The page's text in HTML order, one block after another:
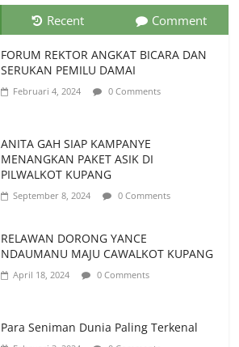
Recent Comment
FORUM REKTOR ANGKAT BICARA DAN
SERUKAN PEMILU DAMAI
Februari 4, 2024 0 Comments
ANITA GAH SIAP KAMPANYE
MENANGKAN PAKET ASIK DI
PILWALKOT KUPANG
September 8, 2024 0 Comments
RELAWAN DORONG YANCE
NDAUMANU MAJU CAWALKOT KUPANG
April 18, 2024 0 Comments
Para Seniman Dunia Paling Terkenal